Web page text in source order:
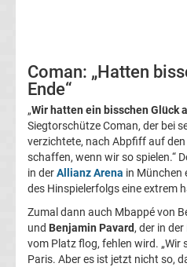
Frauenfußball
Amateurfußball
Transfergerüchte
Transferticker
Coman: „Hatten
Ende“
„Wir hatten ein bisschen Glück
Siegtorschütze Coman, der bei
verzichtete, nach Abpfiff auf
schaffen, wenn wir so spielen.“
in derAllianz Arena in München
des Hinspielerfolgs eine extrem
Zumal dann auch Mbappé von
und Benjamin Pavard, der in
vom Platz flog, fehlen wird. „Wir
Paris. Aber es ist jetzt nicht so,